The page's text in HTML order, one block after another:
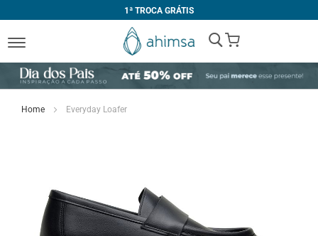
1ª TROCA GRÁTIS
My Cart
Home Everyday Loafer